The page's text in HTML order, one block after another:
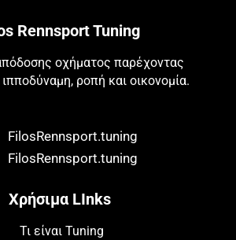
Rennsport Tuning
οχήματος παρέχοντας
ροπή και οικονομία.
FilosRennsport.tuning
FilosRennsport.tuning
Χρήσιμα LInks
Τι είναι Tuning